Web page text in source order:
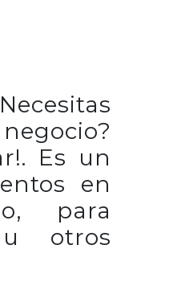
Es un
en
para
otros